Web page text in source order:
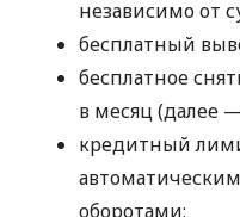
независимо от
бесплатный
бесплатное
в месяц (далее
кредитный
оборотами;